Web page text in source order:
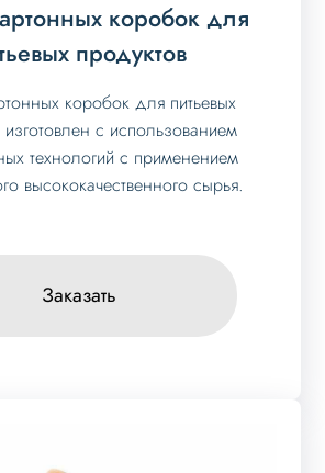
коробок для
продуктов
коробок для питьевых
изготовлен с использованием
технологий с применением
высококачественного сырья.
Заказать